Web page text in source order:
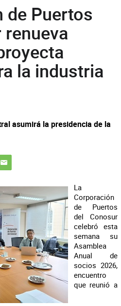
de Puertos
la industria
asumirá la presidencia de la
La
Corporación
de Puertos
del Conosur
celebró esta
semana su
Asamblea
Anual de
socios 2026,
encuentro
que reunió a